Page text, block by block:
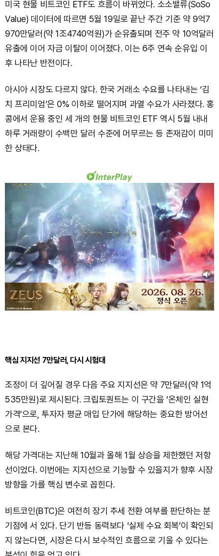
미국 현물 비트코인 ETF도 흐름이 바뀌었다. 소소밸류(SoSo
Value) 데이터에 따르면 5월 19일로 끝난 주간 기준 약 9억7
970만달러(약 1조4740억원)가 순유출되며 전주 약 10억달러
유출에 이어 자금 이탈이 이어졌다. 이는 6주 연속 순유입 이
후 나타난 반전이다.
아시아 시장도 다르지 않다. 한국 거래소 수요를 나타내는 ‘김
치 프리미엄’은 0% 이하로 떨어지며 과열 수요가 사라졌다. 홍
콩에서 운용 중인 세 개의 현물 비트코인 ETF 역시 5월 내내
하루 거래량이 수백만 달러 수준에 머무르는 등 존재감이 미미
한 상태다.
핵심 지지선 7만달러, 다시 시험대
조정이 더 깊어질 경우 다음 주요 지지선은 약 7만달러(약 1억
535만원)로 제시된다. 크립토퀀트는 이 구간을 ‘온체인 실현
가격’으로, 투자자 평균 매입 단가에 해당하는 중요한 방어선
으로 본다.
해당 가격대는 지난해 10월과 올해 1월 상승을 제한했던 저항
선이었다. 이번에는 지지선으로 기능할 수 있을지가 향후 시장
방향을 가를 핵심 변수로 꼽힌다.
비트코인(BTC)은 여전히 장기 추세 전환 여부를 판단하는 분
기점에 서 있다. 단기 반등 동력보다 ‘실제 수요 회복’이 확인되
지 않는다면, 시장은 다시 보수적인 흐름으로 기울 수 있다는